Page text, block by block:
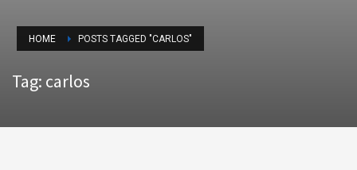
HOME POSTS TAGGED "CARLOS"
Tag: carlos